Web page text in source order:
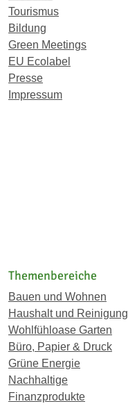
Tourismus
Bildung
Green Meetings
EU Ecolabel
Presse
Impressum
Themenbereiche
Bauen und Wohnen
Haushalt und Reinigung
Wohlfühloase Garten
Büro, Papier & Druck
Grüne Energie
Nachhaltige
Finanzprodukte